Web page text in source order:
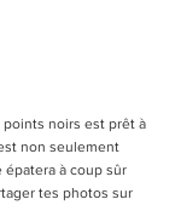
points noirs est prêt à
non seulement
épatera à coup sûr
tes photos sur